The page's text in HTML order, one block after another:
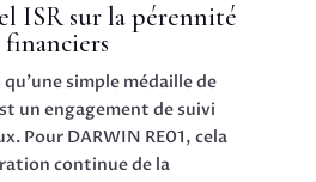
ISR sur la pérennité
financiers
qu’une simple médaille de
un engagement de suivi
Pour DARWIN RE01, cela
continue de la